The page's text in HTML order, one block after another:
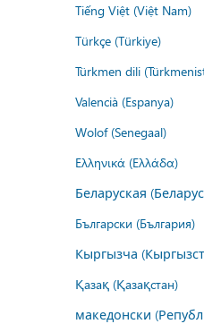
Tiếng Việt (Việt Nam)
Türkçe (Türkiye)
Türkmen dili
Valencià (Espanya)
Wolof (Senegaal)
Ελληνικά (Ελλάδα)
Беларуская
Български (България)
Кыргызча
Қазақ (Қазақстан)
македонски